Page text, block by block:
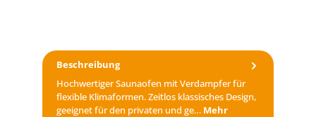
Beschreibung
Hochwertiger Saunaofen mit Verdampfer für
flexible Klimaformen. Zeitlos klassisches Design,
geeignet für den privaten und ge… Mehr